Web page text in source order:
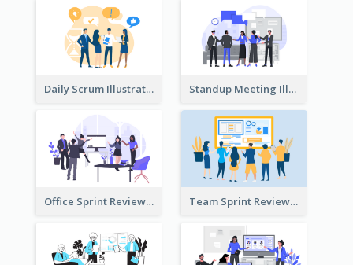
Daily Scrum Illustration Standup Meeting Illustration
Office Sprint Review Team Sprint Review